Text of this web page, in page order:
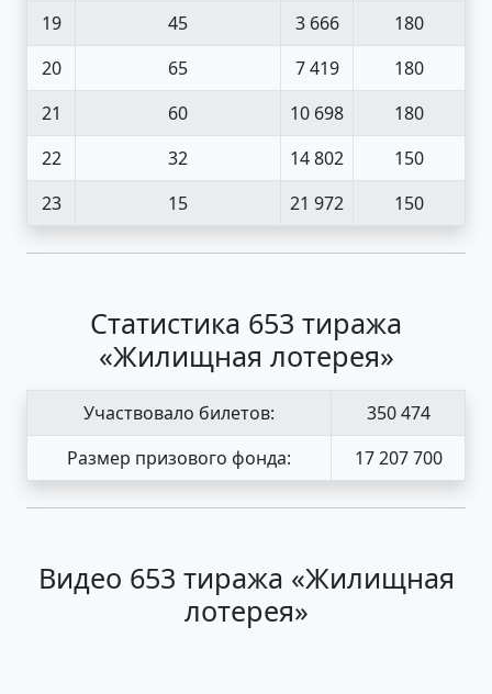
19
45 3 666
180
20
65 7 419
180
21
60 10 698
180
22
32 14 802
150
23
15 21 972 150
Статистика 653 тиража
«Жилищная лотерея»
Участвовало билетов:
350 474
Размер призового фонда:
17 207 700
Видео 653 тиража «Жилищная
лотерея»